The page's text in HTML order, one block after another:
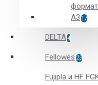
А3 17
DELTA4
Fellowes 23
Fujipla и HF